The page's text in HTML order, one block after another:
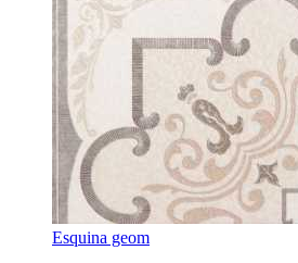
Esquina geom